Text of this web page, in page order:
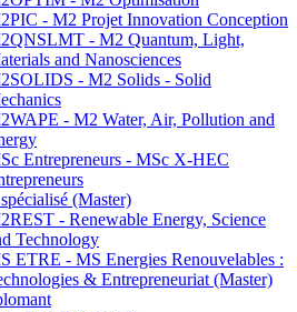
- M2 Projet Innovation Conception
- M2 Quantum, Light,
and Nanosciences
- M2 Solids - Solid
- M2 Water, Air, Pollution and
Entrepreneurs - MSc X-HEC
(Master)
- Renewable Energy, Science
Technology
ETRE - MS Energies Renouvelables :
& Entrepreneuriat (Master)